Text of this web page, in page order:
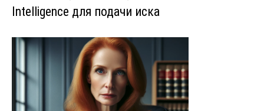
Intelligence для подачи иска